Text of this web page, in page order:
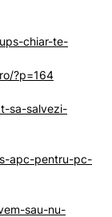
chiar-te-
?p=164
sa-salvezi-
apc-pentru-pc-
sau-nu-